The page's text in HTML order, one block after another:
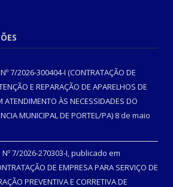
7/2026-300404-I (CONTRATAÇÃO DE
E REPARAÇÃO DE APARELHOS DE
ATENDIMENTO ÀS NECESSIDADES DO
MUNICIPAL DE PORTEL/PA) 8 de maio
7/2026-270303-I, publicado em
DE EMPRESA PARA SERVIÇO DE
PREVENTIVA E CORRETIVA DE